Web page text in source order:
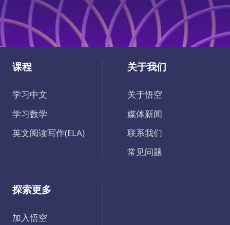
课程
学习中文
学习数学
英文阅读写作(ELA)
关于我们
关于悟空
媒体新闻
联系我们
常见问题
探索更多
加入悟空